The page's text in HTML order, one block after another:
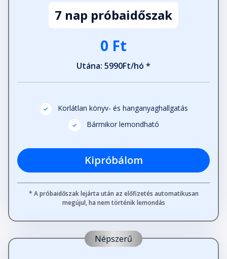
7 nap próbaidőszak
0 Ft
Utána: 5990Ft/hó *
Korlátlan könyv- és hanganyaghallgatás
Bármikor lemondható
Kipróbálom
* A próbaidőszak lejárta után az előfizetés automatikusan
megújul, ha nem történik lemondás
Népszerű